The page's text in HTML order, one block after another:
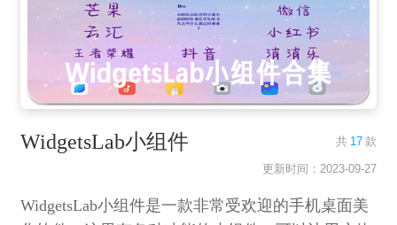
WidgetsLab小组件 共 17 款
更新时间：2023-09-27
WidgetsLab小组件是一款非常受欢迎的手机桌面美